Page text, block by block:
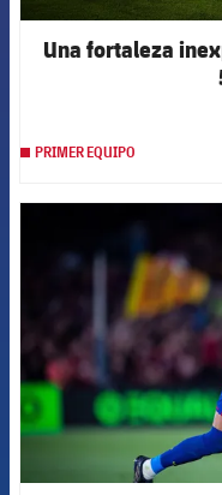
Una fortaleza
PRIMER EQUIPO